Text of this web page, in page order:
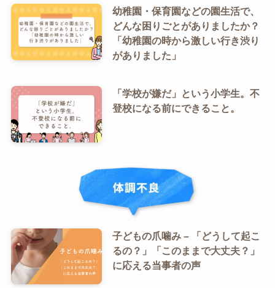
幼稚園・保育園などの園生活で、
どんな困りごとがありましたか？
「幼稚園の時から激しい行き渋り
がありました」
「学校が嫌だ」という小学生。不
登校になる前にできること。
子どもの爪噛み – 「どうして起こ
るの？」「このままで大丈夫？」
に応える当事者の声